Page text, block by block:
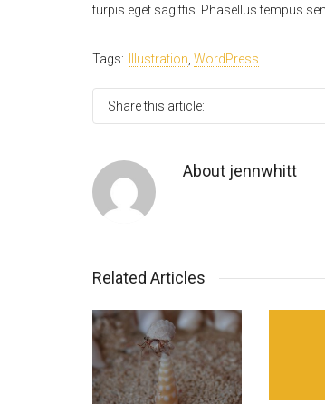
turpis eget sagittis. Phasellus tempus
Tags: Illustration WordPress
Share this article:
About jennwhitt
Related Articles